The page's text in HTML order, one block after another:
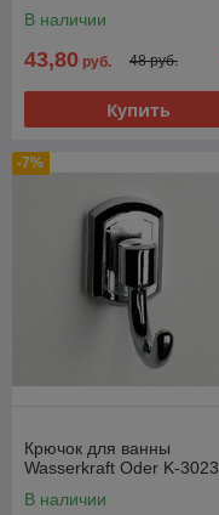
В наличии
43,80 руб. 48 руб.
Купить
-7%
Крючок для ванны
Wasserkraft Oder K-3023
В наличии